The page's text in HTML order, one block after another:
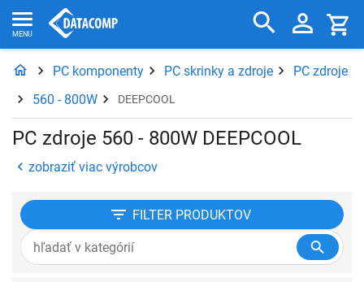
PC komponenty PC skrinky a zdroje
PC zdroje
560 - 800W
DEEPCOOL
PC zdroje 560 - 800W DEEPCOOL
zobraziť viac výrobcov
FILTER PRODUKTOV